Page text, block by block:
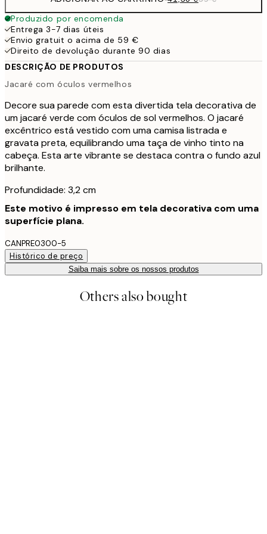
Produzido por encomenda
Entrega 3-7 dias úteis
Envio gratuit o acima de 59 €
Direito de devolução durante 90 dias
DESCRIÇÃO DE PRODUTOS
Jacaré com óculos vermelhos
Decore sua parede com esta divertida tela decorativa de
um jacaré verde com óculos de sol vermelhos. O jacaré
excêntrico está vestido com uma camisa listrada e
gravata preta, equilibrando uma taça de vinho tinto na
cabeça. Esta arte vibrante se destaca contra o fundo azul
brilhante.
Profundidade: 3,2 cm
Este motivo é impresso em tela decorativa com uma
superfície plana.
CANPRE0300-5
Histórico de preço
Saiba mais sobre os nossos produtos
Others also bought